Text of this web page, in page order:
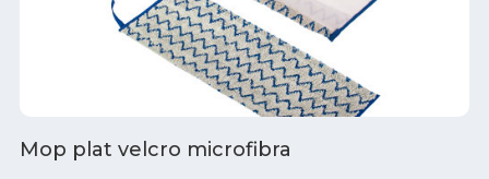
Mop plat velcro microfibra